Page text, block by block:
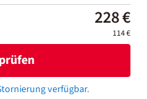
228 €
114 €
verfügbar.